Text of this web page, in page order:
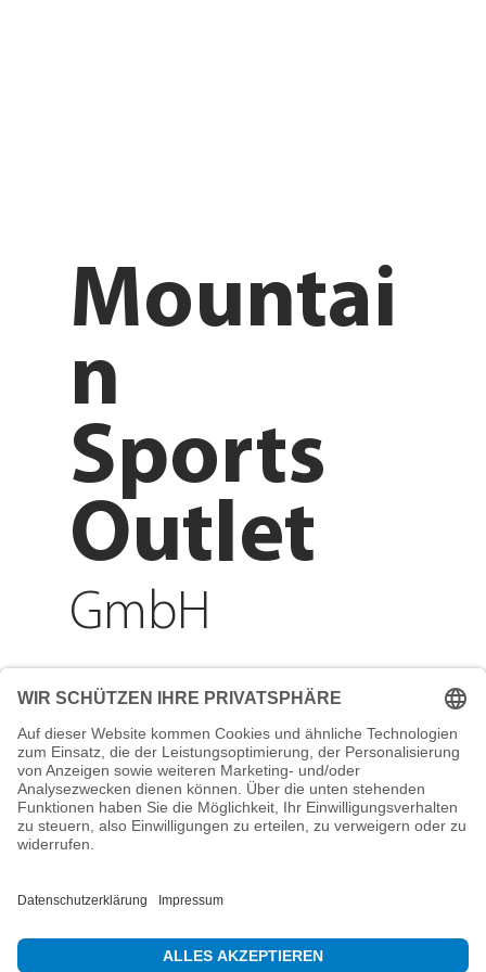
Adresse
Reichenberger Str. 1
84130 Dingolfing
Telefon
info@mountain-sports-
Mountai
n
Sports
Outlet
GmbH